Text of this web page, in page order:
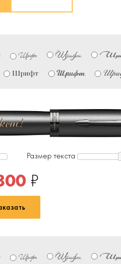
Шрифт Шрифт
Шрифт Шрифт
Размер текста
₽
Шрифт Шрифт